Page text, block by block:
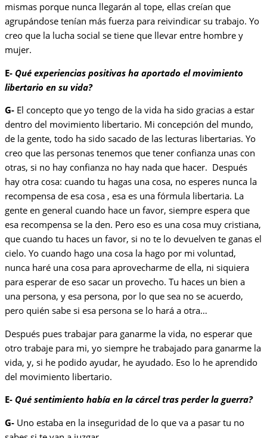
mismas porque nunca llegarán al tope, ellas creían que
agrupándose tenían más fuerza para reivindicar su trabajo. Yo
creo que la lucha social se tiene que llevar entre hombre y
mujer.
E- Qué experiencias positivas ha aportado el movimiento
libertario en su vida?
G- El concepto que yo tengo de la vida ha sido gracias a estar
dentro del movimiento libertario. Mi concepción del mundo,
de la gente, todo ha sido sacado de las lecturas libertarias. Yo
creo que las personas tenemos que tener confianza unas con
otras, si no hay confianza no hay nada que hacer. Después
hay otra cosa: cuando tu hagas una cosa, no esperes nunca la
recompensa de esa cosa , esa es una fórmula libertaria. La
gente en general cuando hace un favor, siempre espera que
esa recompensa se la den. Pero eso es una cosa muy cristiana,
que cuando tu haces un favor, si no te lo devuelven te ganas el
cielo. Yo cuando hago una cosa la hago por mi voluntad,
nunca haré una cosa para aprovecharme de ella, ni siquiera
para esperar de eso sacar un provecho. Tu haces un bien a
una persona, y esa persona, por lo que sea no se acuerdo,
pero quién sabe si esa persona se lo hará a otra…
Después pues trabajar para ganarme la vida, no esperar que
otro trabaje para mi, yo siempre he trabajado para ganarme la
vida, y, si he podido ayudar, he ayudado. Eso lo he aprendido
del movimiento libertario.
E- Qué sentimiento había en la cárcel tras perder la guerra?
G- Uno estaba en la inseguridad de lo que va a pasar tu no